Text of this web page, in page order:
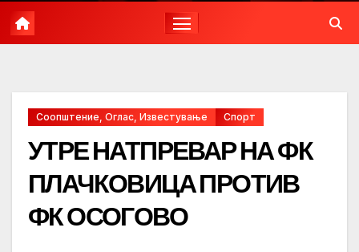
Соопштение, Оглас, Известување Спорт
УТРЕ НАТПРЕВАР НА ФК
ПЛАЧКОВИЦА ПРОТИВ
ФК ОСОГОВО